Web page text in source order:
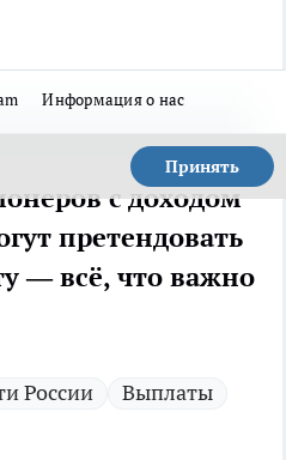
Информация о нас
Принять
с доходом
претендовать
— всё, что важно
России Выплаты